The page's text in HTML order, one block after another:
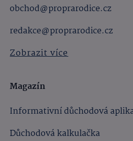
obchod@proprarodice.cz
redakce@proprarodice.cz
Zobrazit více
Magazín
Informativní důchodová
Důchodová kalkulačka